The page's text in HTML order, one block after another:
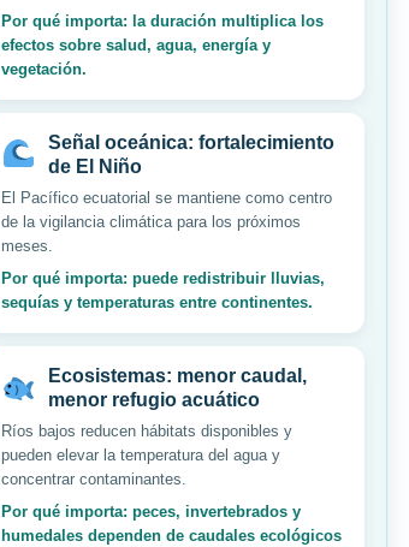
Por qué importa: la duración multiplica los
efectos sobre salud, agua, energía y
vegetación.
Señal oceánica: fortalecimiento
de El Niño
El Pacífico ecuatorial se mantiene como centro
de la vigilancia climática para los próximos
meses.
Por qué importa: puede redistribuir lluvias,
sequías y temperaturas entre continentes.
Ecosistemas: menor caudal,
menor refugio acuático
Ríos bajos reducen hábitats disponibles y
pueden elevar la temperatura del agua y
concentrar contaminantes.
Por qué importa: peces, invertebrados y
humedales dependen de caudales ecológicos